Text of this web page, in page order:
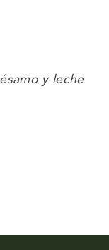
y leche